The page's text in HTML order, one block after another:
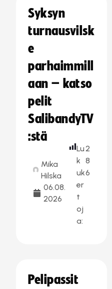
Syksyn
turnausvilsk
e
parhaimmill
aan – katso
pelit
SalibandyTV
:stä
Mika
Hilska
06.08.
2026
Lu
k
uk
er
t
oj
a:
2
8
6
Pelipassit